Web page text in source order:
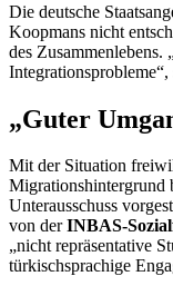
Die deutsche
Koopmans nicht
des Zusammenlebens.
Integrationsprobleme“,
„Guter
Mit der Situation
Migrationshintergrund
Unterausschuss
von derINBAS-
„nicht repräsentative
türkischsprachige